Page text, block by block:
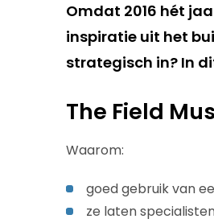
Omdat 2016 hét
inspiratie uit het
strategisch in? In
The Field
Waarom:
goed gebruik van
ze laten